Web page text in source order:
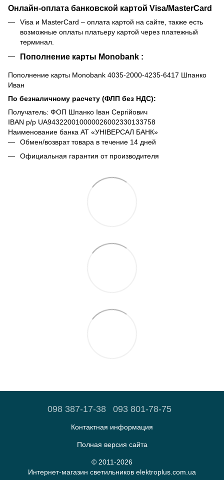
Онлайн-оплата банковской картой Visa/MasterCard
Visa и MasterCard – оплата картой на сайте, также есть
возможные оплаты платьеру картой через платежный
терминал.
Пополнение карты Monobank :
Пополнение карты Monobank 4035-2000-4235-6417 Шпанко
Иван
По безналичному расчету (ФЛП без НДС):
Получатель: ФОП Шпанко Іван Сергійович
IBAN р/р UA943220010000026002330133758
Наименование банка АТ «УНІВЕРСАЛ БАНК»
Обмен/возврат товара в течение 14 дней
Официальная гарантия от производителя
098 387-17-38 093 801-78-75
Контактная информация
Полная версия сайта
© 2011-2026
Интернет-магазин светильников elektroplus.com.ua